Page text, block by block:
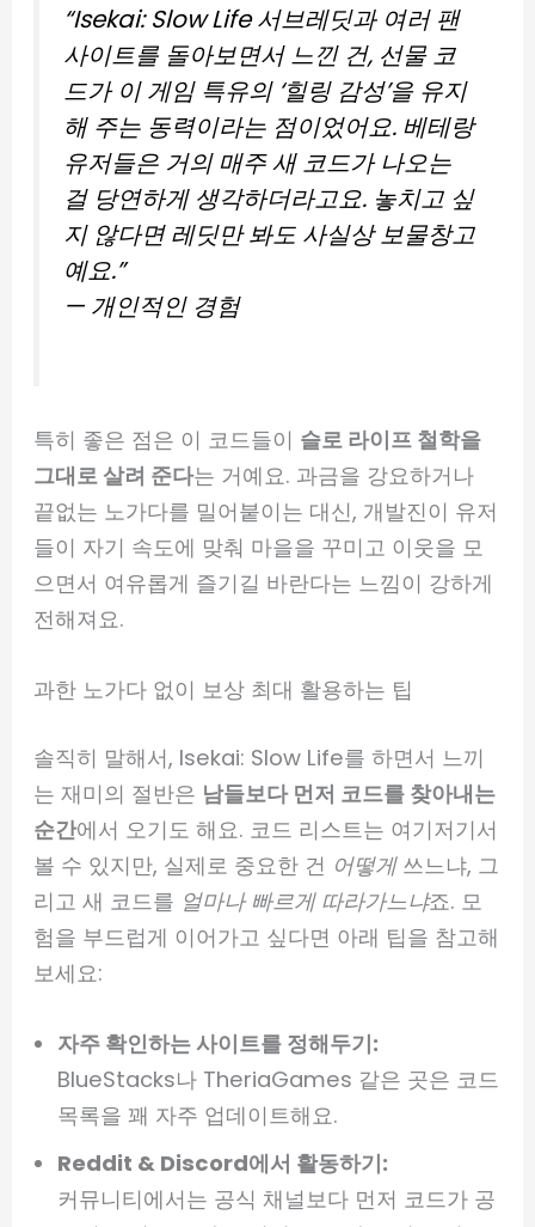
“Isekai: Slow Life 서브레딧과 여러 팬
사이트를 돌아보면서 느낀 건, 선물 코
드가 이 게임 특유의 ‘힐링 감성’을 유지
해 주는 동력이라는 점이었어요. 베테랑
유저들은 거의 매주 새 코드가 나오는
걸 당연하게 생각하더라고요. 놓치고 싶
지 않다면 레딧만 봐도 사실상 보물창고
예요.”
— 개인적인 경험
특히 좋은 점은 이 코드들이 슬로 라이프 철학을
그대로 살려 준다는 거예요. 과금을 강요하거나
끝없는 노가다를 밀어붙이는 대신, 개발진이 유저
들이 자기 속도에 맞춰 마을을 꾸미고 이웃을 모
으면서 여유롭게 즐기길 바란다는 느낌이 강하게
전해져요.
과한 노가다 없이 보상 최대 활용하는 팁
솔직히 말해서, Isekai: Slow Life를 하면서 느끼
는 재미의 절반은 남들보다 먼저 코드를 찾아내는
순간에서 오기도 해요. 코드 리스트는 여기저기서
볼 수 있지만, 실제로 중요한 건 어떻게쓰느냐, 그
리고 새 코드를 얼마나 빠르게 따라가느냐죠. 모
험을 부드럽게 이어가고 싶다면 아래 팁을 참고해
보세요:
자주 확인하는 사이트를 정해두기:
BlueStacks나 TheriaGames 같은 곳은 코드
목록을 꽤 자주 업데이트해요.
Reddit & Discord에서 활동하기:
커뮤니티에서는 공식 채널보다 먼저 코드가 공